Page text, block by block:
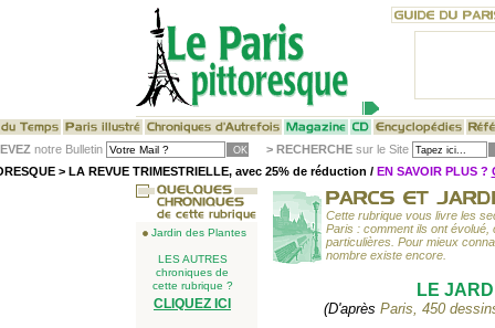
notre Bulletin > RECHERCHEsur le Site
> LA REVUE TRIMESTRIELLE, avec 25% de réduction / EN SAVOIR PLUS ?
Jardin des Plantes
LES AUTRES
chroniques de
cette rubrique ?
CLIQUEZ ICI
Cette rubrique vous livre les
Paris : comment ils ont
particulières. Pour mieux
nombre existe encore.
LE
(D'après Paris, 450